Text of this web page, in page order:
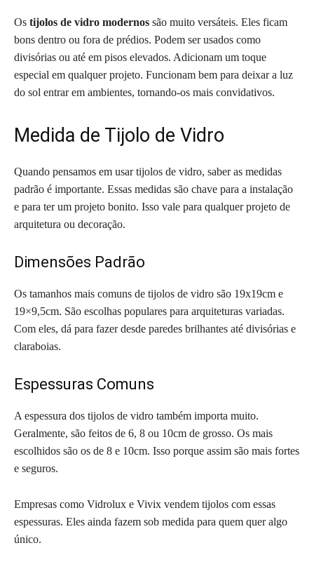
Os tijolos de vidro modernos são muito versáteis. Eles ficam
bons dentro ou fora de prédios. Podem ser usados como
divisórias ou até em pisos elevados. Adicionam um toque
especial em qualquer projeto. Funcionam bem para deixar a luz
do sol entrar em ambientes, tornando-os mais convidativos.
Medida de Tijolo de Vidro
Quando pensamos em usar tijolos de vidro, saber as medidas
padrão é importante. Essas medidas são chave para a instalação
e para ter um projeto bonito. Isso vale para qualquer projeto de
arquitetura ou decoração.
Dimensões Padrão
Os tamanhos mais comuns de tijolos de vidro são 19x19cm e
19×9,5cm. São escolhas populares para arquiteturas variadas.
Com eles, dá para fazer desde paredes brilhantes até divisórias e
claraboias.
Espessuras Comuns
A espessura dos tijolos de vidro também importa muito.
Geralmente, são feitos de 6, 8 ou 10cm de grosso. Os mais
escolhidos são os de 8 e 10cm. Isso porque assim são mais fortes
e seguros.
Empresas como Vidrolux e Vivix vendem tijolos com essas
espessuras. Eles ainda fazem sob medida para quem quer algo
único.